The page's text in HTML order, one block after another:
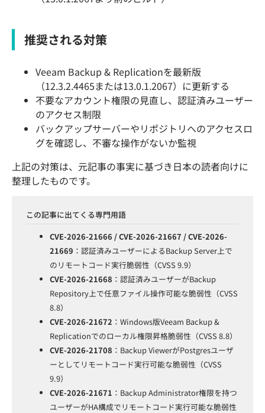
推奨される対策
Veeam Backup & Replicationを最新版
（12.3.2.4465または13.0.1.2067）に更新する
不要なアカウント権限の見直し、認証済みユーザー
のアクセス制限
バックアップサーバーやリポジトリへのアクセスロ
グを確認し、不審な操作がないか監視
上記の対策は、元記事の事実に基づき日本の読者向けに
整理したものです。
この記事に出てくる専門用語
CVE-2026-21666 / CVE-2026-21667 / CVE-2026-
21669 ：認証済みユーザーによるBackup Server上で
のリモートコード実行脆弱性（CVSS 9.9）
CVE-2026-21668 ：認証済みユーザーがBackup
Repository上で任意ファイル操作可能な脆弱性（CVSS
8.8）
CVE-2026-21672 ：Windows版Veeam Backup &
Replicationでのローカル権限昇格脆弱性（CVSS 8.8）
CVE-2026-21708 ：Backup ViewerがPostgresユーザ
ーとしてリモートコード実行可能な脆弱性（CVSS
9.9）
CVE-2026-21671 ：Backup Administrator権限を持つ
ユーザーがHA構成でリモートコード実行可能な脆弱性